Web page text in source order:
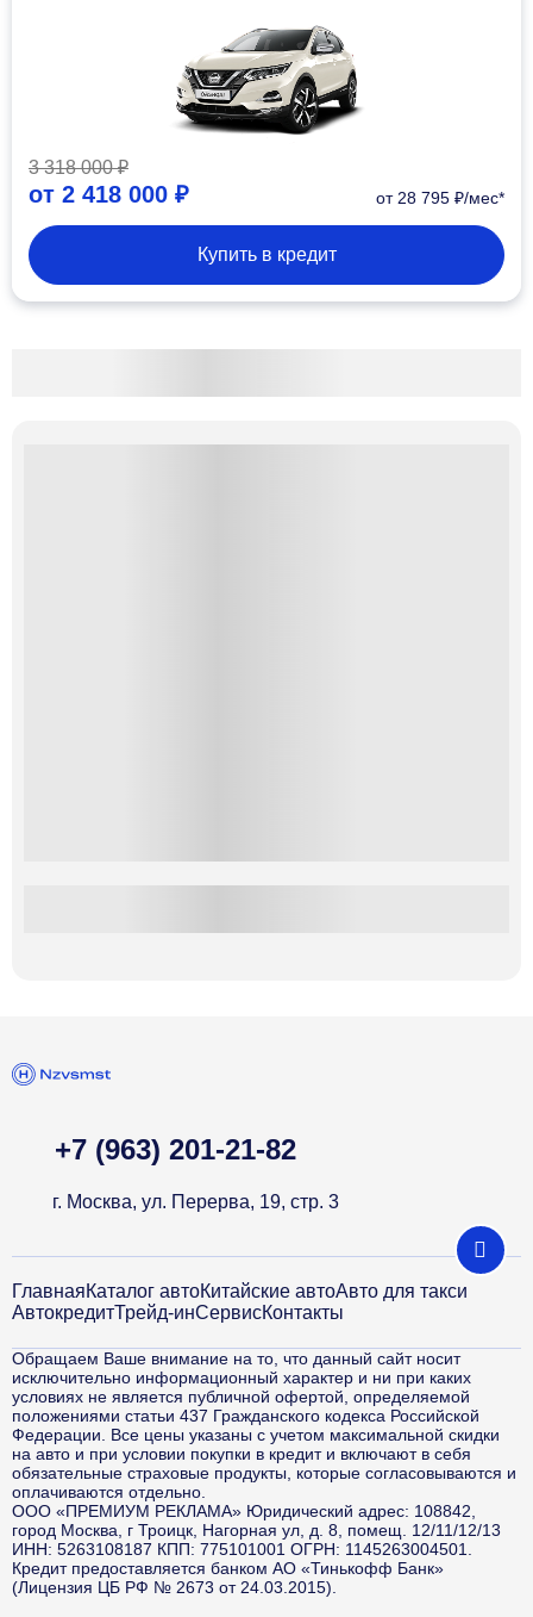
3 318 000 ₽
от 2 418 000 ₽ от 28 795 ₽/мес*
Купить в кредит
+7 (963) 201-21-82
г. Москва, ул. Перерва, 19, стр. 3
ГлавнаяКаталог автоКитайские автоАвто для такси
АвтокредитТрейд-инСервисКонтакты
Обращаем Ваше внимание на то, что данный сайт носит
исключительно информационный характер и ни при каких
условиях не является публичной офертой, определяемой
положениями статьи 437 Гражданского кодекса Российской
Федерации. Все цены указаны с учетом максимальной скидки
на авто и при условии покупки в кредит и включают в себя
обязательные страховые продукты, которые согласовываются и
оплачиваются отдельно.
ООО «ПРЕМИУМ РЕКЛАМА» Юридический адрес: 108842,
город Москва, г Троицк, Нагорная ул, д. 8, помещ. 12/11/12/13
ИНН: 5263108187 КПП: 775101001 ОГРН: 1145263004501.
Кредит предоставляется банком АО «Тинькофф Банк»
(Лицензия ЦБ РФ № 2673 от 24.03.2015).